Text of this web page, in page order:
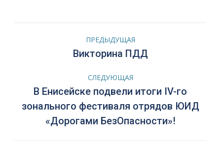
НавигацияПРЕДЫДУЩАЯ
Предыдущая
запись:
Викторина ПДД
СЛЕДУЮЩАЯ
Следующая
запись:
В Енисейске подвели итоги IV-го
зонального фестиваля отрядов ЮИД
«Дорогами БезОпасности»!